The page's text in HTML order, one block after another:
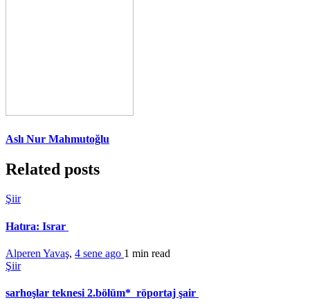
Aslı Nur Mahmutoğlu
Related posts
Şiir
Hatıra: Israr
Alperen Yavaş, 4 sene ago 1 min read
Şiir
sarhoşlar teknesi 2.bölüm* röportaj şair